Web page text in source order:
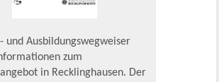
und Ausbildungswegweiser
zum
in Recklinghausen. Der